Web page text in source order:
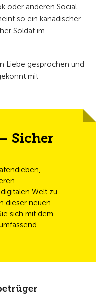
oder anderen Social
so ein kanadischer
Soldat im
Liebe gesprochen und
mit
Sicher
Welt zu
dieser neuen
sich mit dem